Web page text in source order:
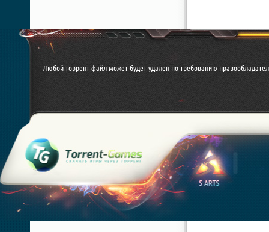
Любой торрент файл может будет удален по требованию